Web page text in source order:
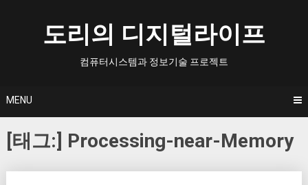
도리의 디지털라이프
컴퓨터시스템과 정보기술 프로젝트
MENU
[태그:] Processing-near-Memory